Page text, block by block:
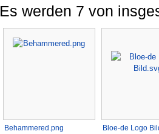
Es werden 7 von
Behammered.png
Bloe-de Logo